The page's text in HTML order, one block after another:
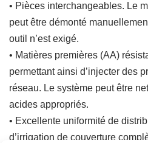
• Pièces interchangeables. Le
peut être démonté
outil n’est exigé.
• Matières premières (AA)
permettant ainsi d’injecter des
réseau. Le système peut être
acides appropriés.
• Excellente uniformité de
d’irrigation de couverture